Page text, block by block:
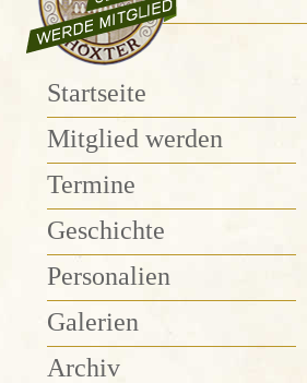
Startseite
Mitglied werden
Termine
Geschichte
Personalien
Galerien
Archiv